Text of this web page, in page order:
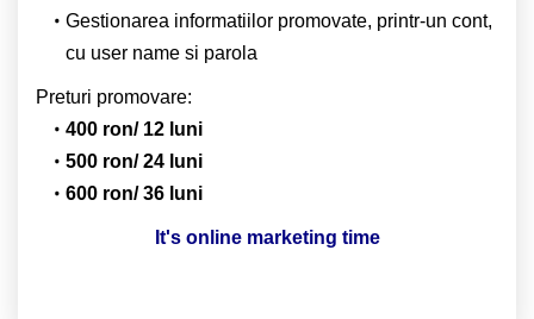
Gestionarea informatiilor promovate, printr-un cont,
cu user name si parola
Preturi promovare:
400 ron/ 12 luni
500 ron/ 24 luni
600 ron/ 36 luni
It's online marketing time